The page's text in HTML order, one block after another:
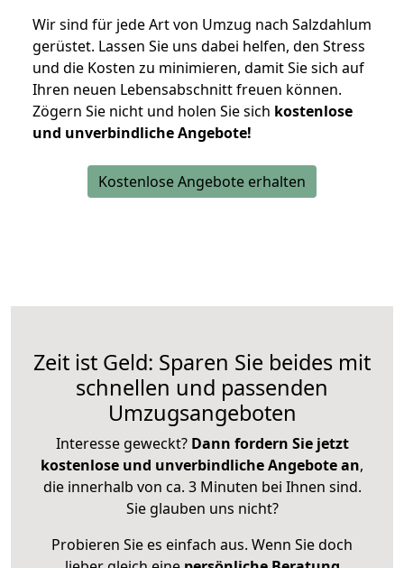
Wir sind für jede Art von Umzug nach Salzdahlum
gerüstet. Lassen Sie uns dabei helfen, den Stress
und die Kosten zu minimieren, damit Sie sich auf
Ihren neuen Lebensabschnitt freuen können.
Zögern Sie nicht und holen Sie sich kostenlose
und unverbindliche Angebote!
Kostenlose Angebote erhalten
Zeit ist Geld: Sparen Sie beides mit
schnellen und passenden
Umzugsangeboten
Interesse geweckt? Dann fordern Sie jetzt
kostenlose und unverbindliche Angebote an,
die innerhalb von ca. 3 Minuten bei Ihnen sind.
Sie glauben uns nicht?
Probieren Sie es einfach aus. Wenn Sie doch